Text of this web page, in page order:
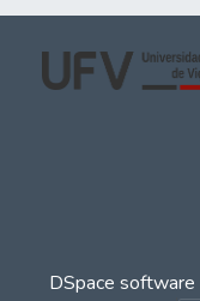
DSpace software